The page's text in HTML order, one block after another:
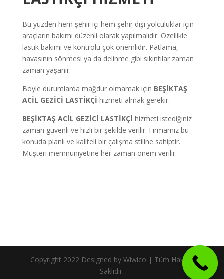
Bu yüzden hem şehir içi hem şehir dışı yolculuklar için
araçların bakımı düzenli olarak yapılmalıdır. Özellikle
lastik bakımı ve kontrolü çok önemlidir. Patlama,
havasının sönmesi ya da delinme gibi sıkıntılar zaman
zaman yaşanır.
Böyle durumlarda mağdur olmamak için BEŞİKTAŞ
ACİL GEZİCİ LASTİKÇİ hizmeti almak gerekir.
BEŞİKTAŞ ACİL GEZİCİ LASTİKÇİ hizmeti istediğiniz
zaman güvenli ve hızlı bir şekilde verilir. Firmamız bu
konuda planlı ve kaliteli bir çalışma stiline sahiptir.
Müşteri memnuniyetine her zaman önem verilir.
Copyright 2022 Designed by Wiwico | Tüm Hakları
Saklıdır.